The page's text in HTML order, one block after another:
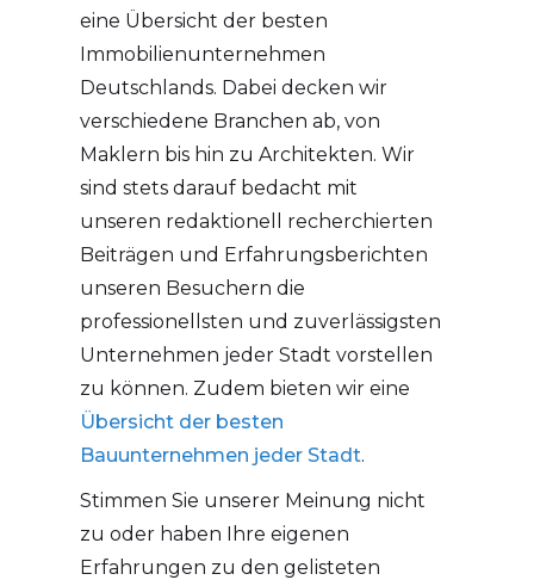
eine Übersicht der besten
Immobilienunternehmen
Deutschlands. Dabei decken wir
verschiedene Branchen ab, von
Maklern bis hin zu Architekten. Wir
sind stets darauf bedacht mit
unseren redaktionell recherchierten
Beiträgen und Erfahrungsberichten
unseren Besuchern die
professionellsten und zuverlässigsten
Unternehmen jeder Stadt vorstellen
zu können. Zudem bieten wir eine
Übersicht der besten
Bauunternehmen jeder Stadt.
Stimmen Sie unserer Meinung nicht
zu oder haben Ihre eigenen
Erfahrungen zu den gelisteten